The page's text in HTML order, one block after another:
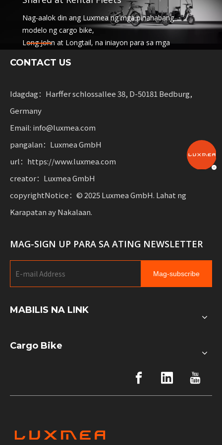
Nag-aalok din ang Luxmea ng mga pinahabang
modelo ng cargo bike,
Long John at Longtail, na iniayon para sa mga
pagbabahagi ng mga serbisyo at rental fleets.
na may kakayahang umangkop para sa mga
CONTACT US
Idagdag：Harffer schlossallee 38, D-50181 Bedburg,
Germany
Email: info@luxmea.com
pangalan：Luxmea GmbH
url：https://www.luxmea.com
creator：Luxmea GmbH
copyrightNotice：© 2025 Luxmea GmbH. Lahat ng
Karapatan ay Nakalaan.
MAG-SIGN UP PARA SA ATING NEWSLETTER
Mag-subscribe
MABILIS NA LINK
Cargo Bike